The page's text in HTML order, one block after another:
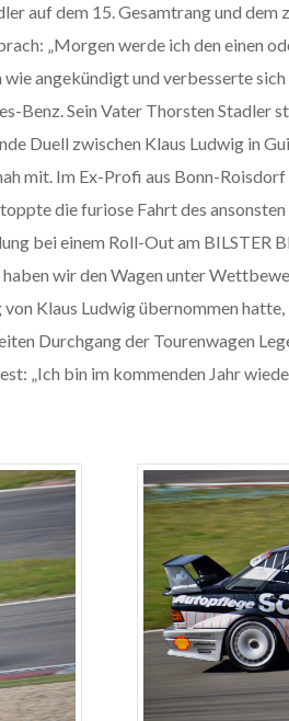
auf dem 15. Gesamtrang und
„Morgen werde ich den einen
angekündigt und verbesserte
Sein Vater Thorsten Stadler
Duell zwischen Klaus Ludwig in
mit. Im Ex-Profi aus Bonn-
die furiose Fahrt des
bei einem Roll-Out am BILSTER
wir den Wagen unter
Klaus Ludwig übernommen
Durchgang der Tourenwagen
„Ich bin im kommenden Jahr